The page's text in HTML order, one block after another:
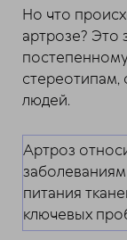
Но что
артрозе? Это
людей.
Артроз
питания
ключевых